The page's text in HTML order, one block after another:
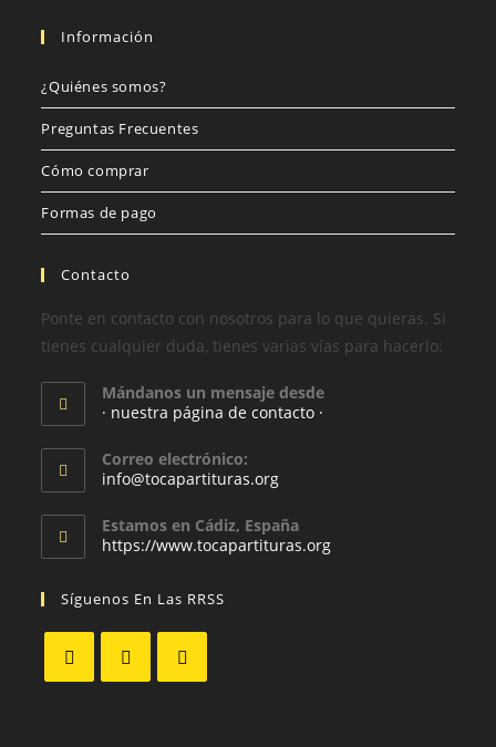
Información
¿Quiénes somos?
Preguntas Frecuentes
Cómo comprar
Formas de pago
Contacto
Ponte en contacto con nosotros para lo que quieras. Si
tienes cualquier duda, tienes varias vías para hacerlo:
Mándanos un mensaje desde
· nuestra página de contacto ·
Correo electrónico:
info@tocapartituras.org
Estamos en Cádiz, España
https://www.tocapartituras.org
Síguenos En Las RRSS